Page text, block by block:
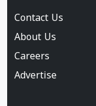
Contact Us
About Us
Careers
Advertise